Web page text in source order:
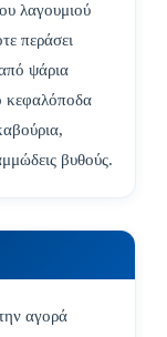
λαγουμιού
περάσει
ψάρια
κεφαλόποδα
βυθούς.
αγορά